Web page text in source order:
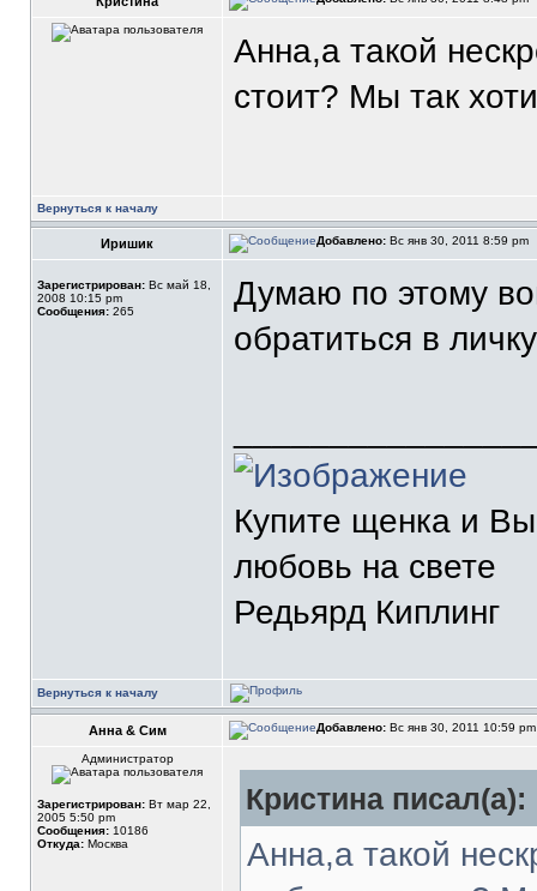
Анна,а такой
стоит? Мы так
Вернуться к началу
Иришик Добавлено: Вс янв 30, 2011 8:59 pm
Зарегистрирован: Вс май 18,
2008 10:15 pm
Сообщения: 265
Думаю по этому
обратиться в
Купите щенка и
любовь на свете
Редьярд Киплинг
Вернуться к началу
Анна & Сим Добавлено: Вс янв 30, 2011 10:59
Администратор
Зарегистрирован: Вт мар 22,
2005 5:50 pm
Сообщения: 10186
Откуда: Москва
Кристина писал(а):
Анна,а такой